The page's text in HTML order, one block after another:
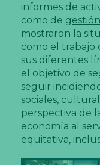
informes de
como de gestión
mostraron la
como el trabajo
sus diferentes
el objetivo de
seguir
sociales,
perspectiva de
economía al
equitativa,